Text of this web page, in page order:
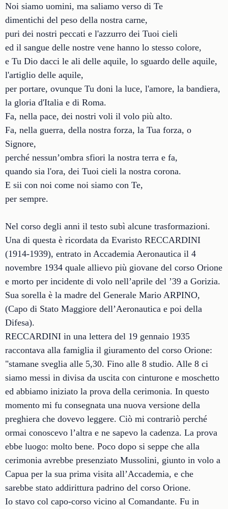
Noi siamo uomini, ma saliamo verso di Te
dimentichi del peso della nostra carne,
puri dei nostri peccati e l'azzurro dei Tuoi cieli
ed il sangue delle nostre vene hanno lo stesso colore,
e Tu Dio dacci le ali delle aquile, lo sguardo delle aquile,
l'artiglio delle aquile,
per portare, ovunque Tu doni la luce, l'amore, la bandiera,
la gloria d'Italia e di Roma.
Fa, nella pace, dei nostri voli il volo più alto.
Fa, nella guerra, della nostra forza, la Tua forza, o
Signore,
perché nessun’ombra sfiori la nostra terra e fa,
quando sia l'ora, dei Tuoi cieli la nostra corona.
E sii con noi come noi siamo con Te,
per sempre.
Nel corso degli anni il testo subì alcune trasformazioni.
Una di questa è ricordata da Evaristo RECCARDINI
(1914-1939), entrato in Accademia Aeronautica il 4
novembre 1934 quale allievo più giovane del corso Orione
e morto per incidente di volo nell’aprile del ’39 a Gorizia.
Sua sorella è la madre del Generale Mario ARPINO,
(Capo di Stato Maggiore dell’Aeronautica e poi della
Difesa).
RECCARDINI in una lettera del 19 gennaio 1935
raccontava alla famiglia il giuramento del corso Orione:
"stamane sveglia alle 5,30. Fino alle 8 studio. Alle 8 ci
siamo messi in divisa da uscita con cinturone e moschetto
ed abbiamo iniziato la prova della cerimonia. In questo
momento mi fu consegnata una nuova versione della
preghiera che dovevo leggere. Ciò mi contrariò perché
ormai conoscevo l’altra e ne sapevo la cadenza. La prova
ebbe luogo: molto bene. Poco dopo si seppe che alla
cerimonia avrebbe presenziato Mussolini, giunto in volo a
Capua per la sua prima visita all’Accademia, e che
sarebbe stato addirittura padrino del corso Orione.
Io stavo col capo-corso vicino al Comandante. Fu in